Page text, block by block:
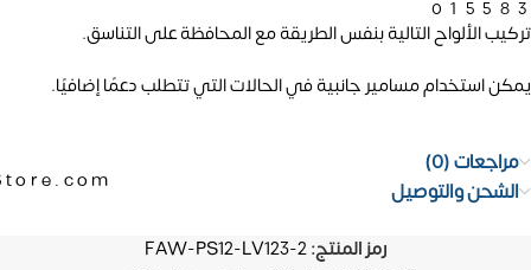
تركيب الألواح التالية بنفس الطريقة مع المحافظة على التناسق.
يمكن استخدام مسامير جانبية في الحالات التي تتطلب دعمًا إضافيًا.
مراجعات (0)
الشحن والتوصيل
رمز المنتج:FAW-PS12-LV123-2